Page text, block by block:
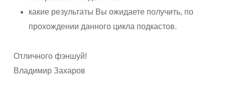
какие результаты Вы ожидаете получить, по
прохождении данного цикла подкастов.
Отличного фэншуй!
Владимир Захаров